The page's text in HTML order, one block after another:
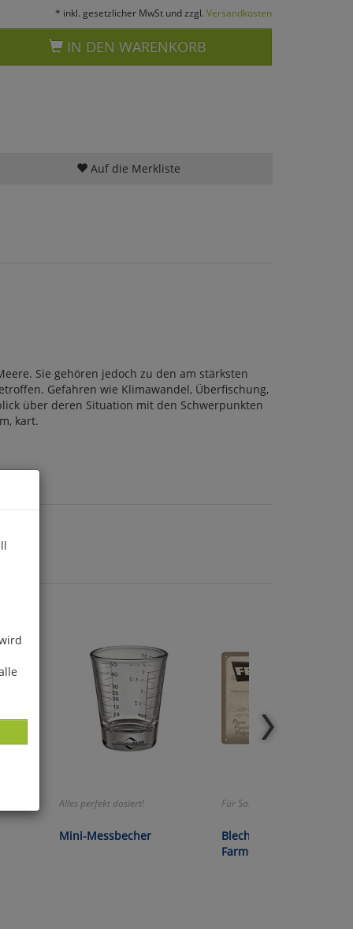
* inkl. gesetzlicher MwSt und zzgl. Versandkosten
IN DEN WARENKORB
Auf die Merkliste
Sie gehören jedoch zu den am stärksten
Gefahren wie Klimawandel, Überfischung,
über deren Situation mit den Schwerpunkten
kart.
Alles perfekt dosiert!
Mini-Messbecher
Für Sammler und Nostalgiker!
Blechschild »Fendt
Farmer 310 LSA«